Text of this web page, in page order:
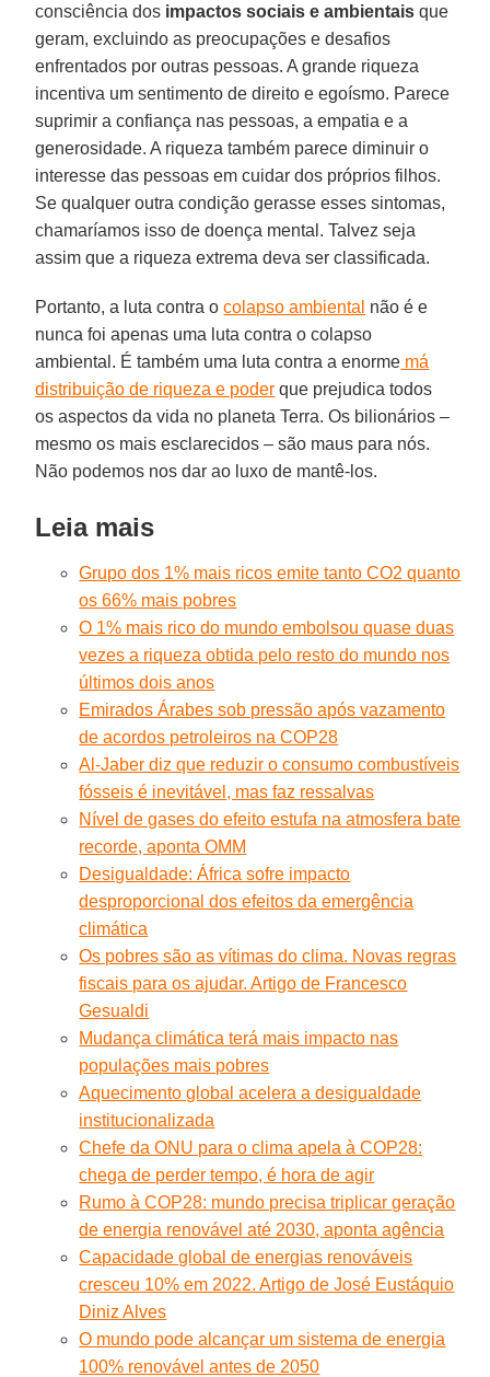
consciência dos impactos sociais e ambientais que
geram, excluindo as preocupações e desafios
enfrentados por outras pessoas. A grande riqueza
incentiva um sentimento de direito e egoísmo. Parece
suprimir a confiança nas pessoas, a empatia e a
generosidade. A riqueza também parece diminuir o
interesse das pessoas em cuidar dos próprios filhos.
Se qualquer outra condição gerasse esses sintomas,
chamaríamos isso de doença mental. Talvez seja
assim que a riqueza extrema deva ser classificada.
Portanto, a luta contra ocolapso ambiental não é e
nunca foi apenas uma luta contra o colapso
ambiental. É também uma luta contra a enorme má
distribuição de riqueza e poder que prejudica todos
os aspectos da vida no planeta Terra. Os bilionários –
mesmo os mais esclarecidos – são maus para nós.
Não podemos nos dar ao luxo de mantê-los.
Leia mais
Grupo dos 1% mais ricos emite tanto CO2 quanto
os 66% mais pobres
O 1% mais rico do mundo embolsou quase duas
vezes a riqueza obtida pelo resto do mundo nos
últimos dois anos
Emirados Árabes sob pressão após vazamento
de acordos petroleiros na COP28
Al-Jaber diz que reduzir o consumo combustíveis
fósseis é inevitável, mas faz ressalvas
Nível de gases do efeito estufa na atmosfera bate
recorde, aponta OMM
Desigualdade: África sofre impacto
desproporcional dos efeitos da emergência
climática
Os pobres são as vítimas do clima. Novas regras
fiscais para os ajudar. Artigo de Francesco
Gesualdi
Mudança climática terá mais impacto nas
populações mais pobres
Aquecimento global acelera a desigualdade
institucionalizada
Chefe da ONU para o clima apela à COP28:
chega de perder tempo, é hora de agir
Rumo à COP28: mundo precisa triplicar geração
de energia renovável até 2030, aponta agência
Capacidade global de energias renováveis
cresceu 10% em 2022. Artigo de José Eustáquio
Diniz Alves
O mundo pode alcançar um sistema de energia
100% renovável antes de 2050